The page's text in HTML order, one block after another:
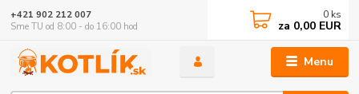
Menu
+421 902 212 007
Sme TU od 8:00 - do 16:00 hod
0 ks
za 0,00 EUR